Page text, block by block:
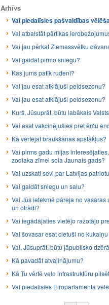
Arhīvs
Vai piedalīsies pašvaldības
Vai atbalstāt pārtikas
Vai jau pērkat Ziemassvētku
Vai gaidāt pirmo sniegu?
Kas jums patīk rudenī?
Vai jau esat atklājuši peldsezonu?
Vai jau esat atklājuši peldsezonu?
Kurš, Jūsuprāt, būtu labākais
Vai esat vakcinējušies pret ērču
Kā vērtējat braukšanas apstākļus?
Vai pirms gadu mijas
zodiaka zīmei sola Jaunais gads?
Vai uzskati sevi par Latvijas
Vai gaidāt sniegu un salu?
Vai Jūs ietekmē pāreja no vasaras
un otrādi?
Vai iegādājaties vietējo ražotāju
Vai šovasar esat cietuši no
Vai, Jūsuprāt, būtu jāpublisko
Kā pavadāt atvaļinājumu?
Kā Tu vērtē velo infrastruktūru
Vai piedalīsies Eiroparlamenta